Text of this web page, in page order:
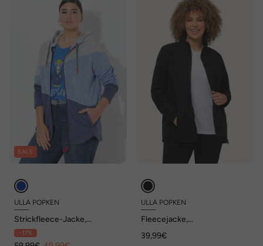
SALE
ULLA POPKEN
Strickfleece-Jacke,
Colorblocking, Kapuze,
Zipper
- 17%
ULLA POPKEN
Fleecejacke,
Innenjacke, recycelt
39,99€